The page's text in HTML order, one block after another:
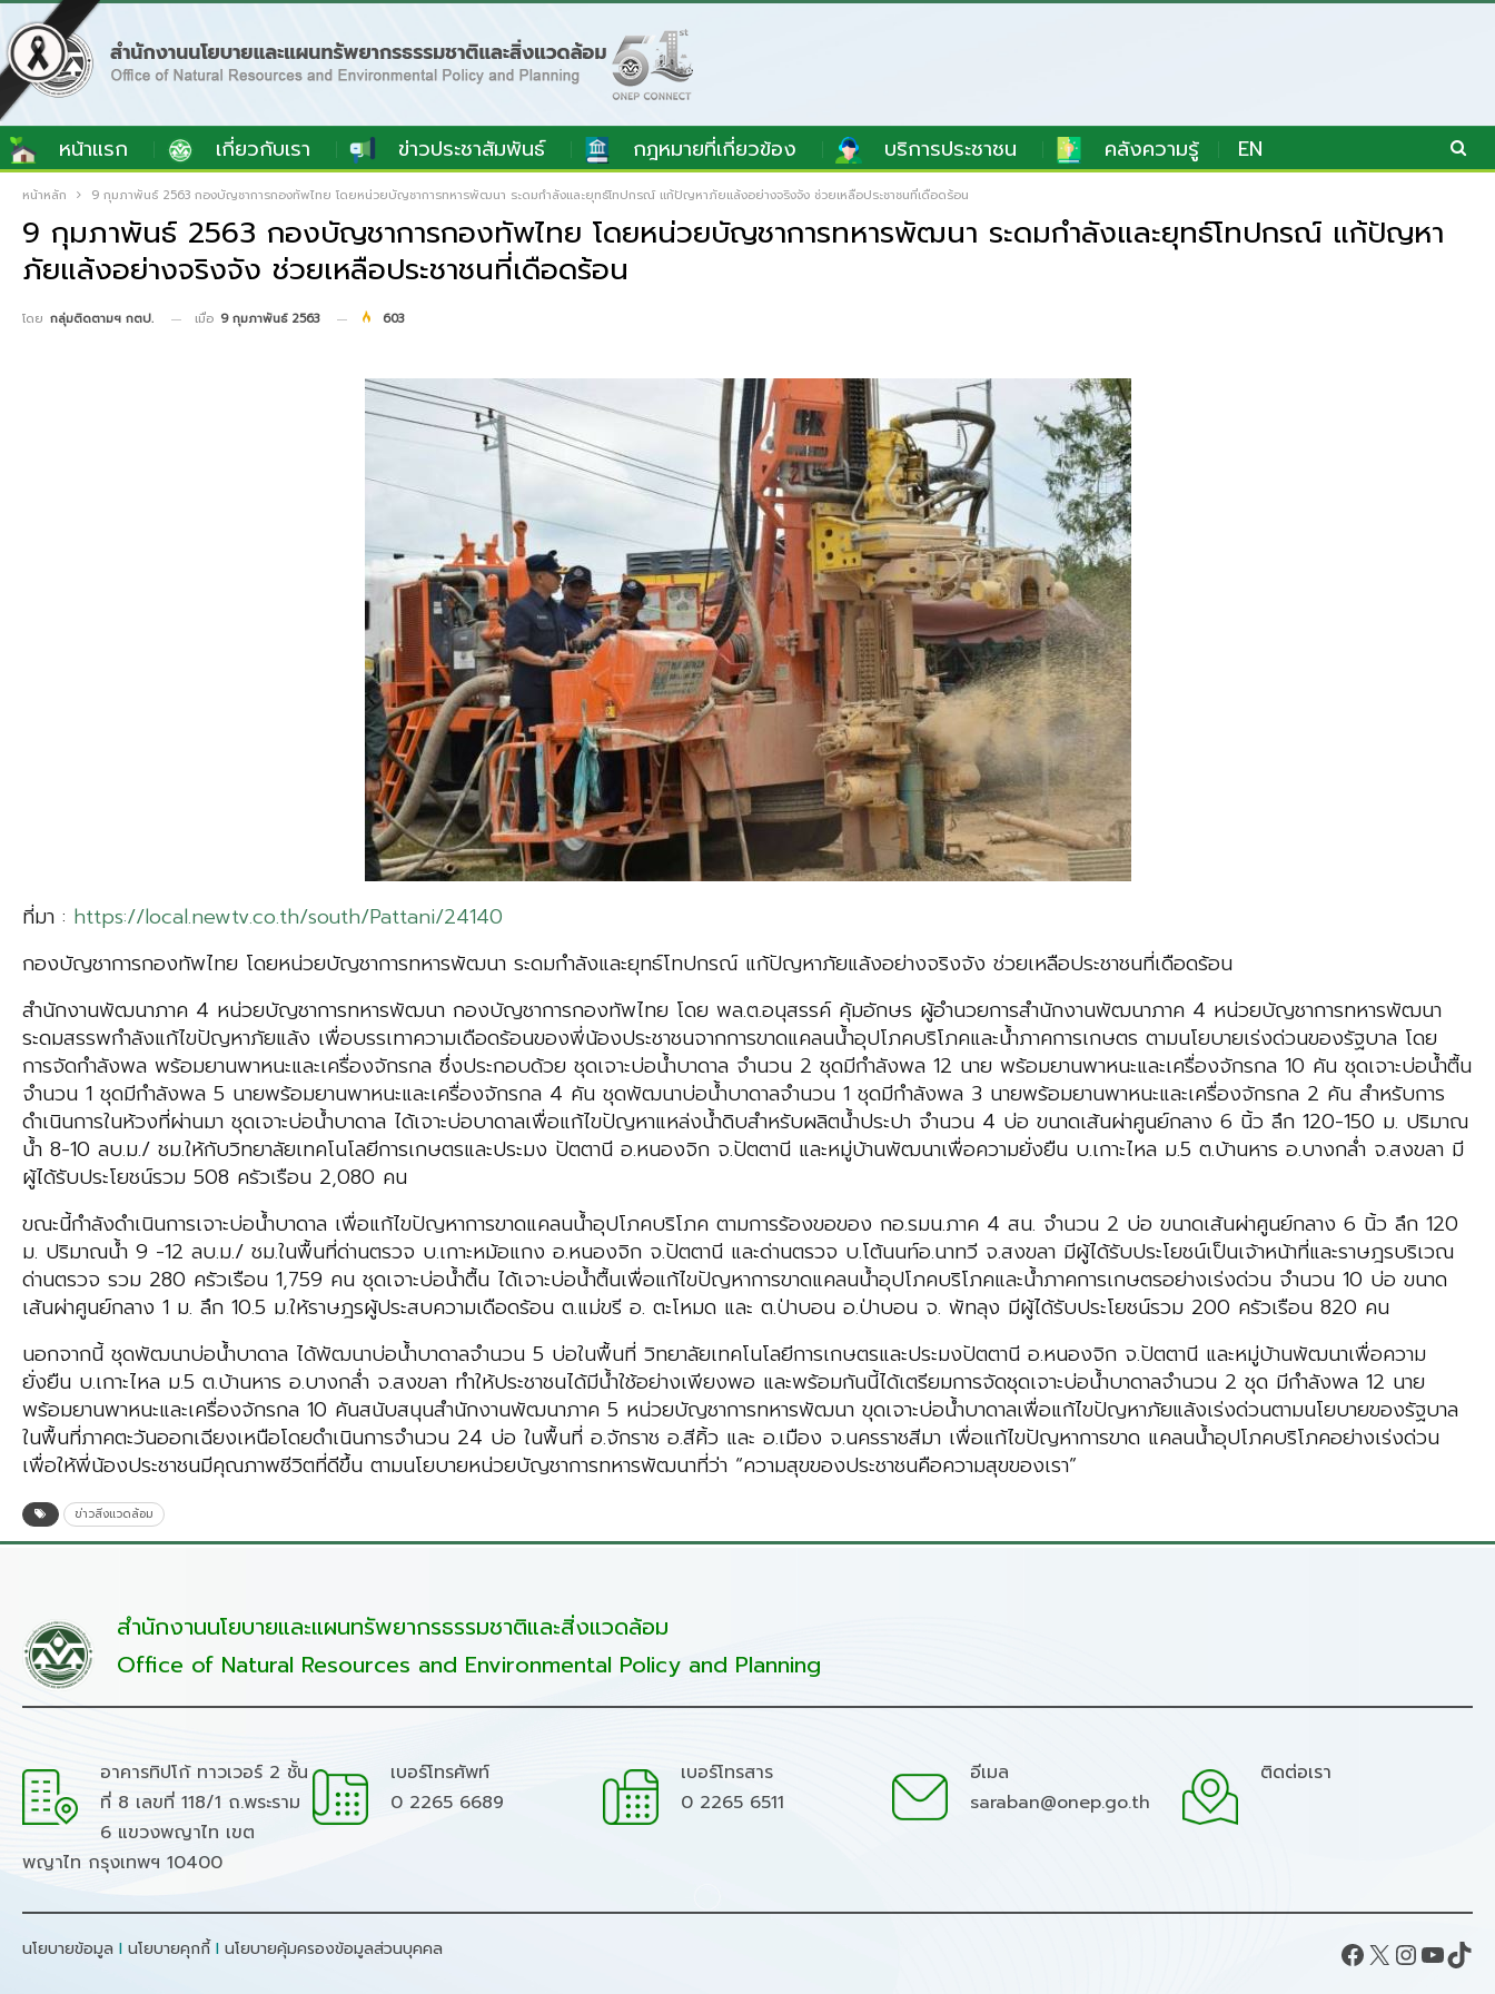
หน้าแรก เกี่ยวกับเรา ข่าวประชาสัมพันธ์ กฎหมายที่เกี่ยวข้อง บริการประชาชน คลังความรู้ EN
หน้าหลัก 9 กุมภาพันธ์ 2563 กองบัญชาการกองทัพไทย โดยหน่วยบัญชาการทหารพัฒนา ระดมกำลังและยุทธ์โทปกรณ์ แก้ปัญหาภัยแล้งอย่างจริงจัง ช่วยเหลือประชาชนที่เดือดร้อน
9 กุมภาพันธ์ 2563 กองบัญชาการกองทัพไทย โดยหน่วยบัญชาการทหารพัฒนา ระดมกำลังและยุทธ์โทปกรณ์ แก้ปัญหา
ภัยแล้งอย่างจริงจัง ช่วยเหลือประชาชนที่เดือดร้อน
โดย กลุ่มติดตามฯ กตป. เมื่อ 9 กุมภาพันธ์ 2563 603
ที่มา : https://local.newtv.co.th/south/Pattani/24140
กองบัญชาการกองทัพไทย โดยหน่วยบัญชาการทหารพัฒนา ระดมกำลังและยุทธ์โทปกรณ์ แก้ปัญหาภัยแล้งอย่างจริงจัง ช่วยเหลือประชาชนที่เดือดร้อน
สำนักงานพัฒนาภาค 4 หน่วยบัญชาการทหารพัฒนา กองบัญชาการกองทัพไทย โดย พล.ต.อนุสรรค์ คุ้มอักษร ผู้อำนวยการสำนักงานพัฒนาภาค 4 หน่วยบัญชาการทหารพัฒนา
ระดมสรรพกำลังแก้ไขปัญหาภัยแล้ง เพื่อบรรเทาความเดือดร้อนของพี่น้องประชาชนจากการขาดแคลนน้ำอุปโภคบริโภคและน้ำภาคการเกษตร ตามนโยบายเร่งด่วนของรัฐบาล โดย
การจัดกำลังพล พร้อมยานพาหนะและเครื่องจักรกล ซึ่งประกอบด้วย ชุดเจาะบ่อน้ำบาดาล จำนวน 2 ชุดมีกำลังพล 12 นาย พร้อมยานพาหนะและเครื่องจักรกล 10 คัน ชุดเจาะบ่อน้ำตื้น
จำนวน 1 ชุดมีกำลังพล 5 นายพร้อมยานพาหนะและเครื่องจักรกล 4 คัน ชุดพัฒนาบ่อน้ำบาดาลจำนวน 1 ชุดมีกำลังพล 3 นายพร้อมยานพาหนะและเครื่องจักรกล 2 คัน สำหรับการ
ดำเนินการในห้วงที่ผ่านมา ชุดเจาะบ่อน้ำบาดาล ได้เจาะบ่อบาดาลเพื่อแก้ไขปัญหาแหล่งน้ำดิบสำหรับผลิตน้ำประปา จำนวน 4 บ่อ ขนาดเส้นผ่าศูนย์กลาง 6 นิ้ว ลึก 120-150 ม. ปริมาณ
น้ำ 8-10 ลบ.ม./ ชม.ให้กับวิทยาลัยเทคโนโลยีการเกษตรและประมง ปัตตานี อ.หนองจิก จ.ปัตตานี และหมู่บ้านพัฒนาเพื่อความยั่งยืน บ.เกาะไหล ม.5 ต.บ้านหาร อ.บางกล่ำ จ.สงขลา มี
ผู้ได้รับประโยชน์รวม 508 ครัวเรือน 2,080 คน
ขณะนี้กำลังดำเนินการเจาะบ่อน้ำบาดาล เพื่อแก้ไขปัญหาการขาดแคลนน้ำอุปโภคบริโภค ตามการร้องขอของ กอ.รมน.ภาค 4 สน. จำนวน 2 บ่อ ขนาดเส้นผ่าศูนย์กลาง 6 นิ้ว ลึก 120
ม. ปริมาณน้ำ 9 -12 ลบ.ม./ ชม.ในพื้นที่ด่านตรวจ บ.เกาะหม้อแกง อ.หนองจิก จ.ปัตตานี และด่านตรวจ บ.โต้นนท์อ.นาทวี จ.สงขลา มีผู้ได้รับประโยชน์เป็นเจ้าหน้าที่และราษฎรบริเวณ
ด่านตรวจ รวม 280 ครัวเรือน 1,759 คน ชุดเจาะบ่อน้ำตื้น ได้เจาะบ่อน้ำตื้นเพื่อแก้ไขปัญหาการขาดแคลนน้ำอุปโภคบริโภคและน้ำภาคการเกษตรอย่างเร่งด่วน จำนวน 10 บ่อ ขนาด
เส้นผ่าศูนย์กลาง 1 ม. ลึก 10.5 ม.ให้ราษฎรผู้ประสบความเดือดร้อน ต.แม่ขรี อ. ตะโหมด และ ต.ป่าบอน อ.ป่าบอน จ. พัทลุง มีผู้ได้รับประโยชน์รวม 200 ครัวเรือน 820 คน
นอกจากนี้ ชุดพัฒนาบ่อน้ำบาดาล ได้พัฒนาบ่อน้ำบาดาลจำนวน 5 บ่อในพื้นที่ วิทยาลัยเทคโนโลยีการเกษตรและประมงปัตตานี อ.หนองจิก จ.ปัตตานี และหมู่บ้านพัฒนาเพื่อความ
ยั่งยืน บ.เกาะไหล ม.5 ต.บ้านหาร อ.บางกล่ำ จ.สงขลา ทำให้ประชาชนได้มีน้ำใช้อย่างเพียงพอ และพร้อมกันนี้ได้เตรียมการจัดชุดเจาะบ่อน้ำบาดาลจำนวน 2 ชุด มีกำลังพล 12 นาย
พร้อมยานพาหนะและเครื่องจักรกล 10 คันสนับสนุนสำนักงานพัฒนาภาค 5 หน่วยบัญชาการทหารพัฒนา ขุดเจาะบ่อน้ำบาดาลเพื่อแก้ไขปัญหาภัยแล้งเร่งด่วนตามนโยบายของรัฐบาล
ในพื้นที่ภาคตะวันออกเฉียงเหนือโดยดำเนินการจำนวน 24 บ่อ ในพื้นที่ อ.จักราช อ.สีคิ้ว และ อ.เมือง จ.นครราชสีมา เพื่อแก้ไขปัญหาการขาด แคลนน้ำอุปโภคบริโภคอย่างเร่งด่วน
เพื่อให้พี่น้องประชาชนมีคุณภาพชีวิตที่ดีขึ้น ตามนโยบายหน่วยบัญชาการทหารพัฒนาที่ว่า “ความสุขของประชาชนคือความสุขของเรา”
ข่าวสิ่งแวดล้อม
สำนักงานนโยบายและแผนทรัพยากรธรรมชาติและสิ่งแวดล้อม
Office of Natural Resources and Environmental Policy and Planning
อาคารทิปโก้ ทาวเวอร์ 2 ชั้น
ที่ 8 เลขที่ 118/1 ถ.พระราม
6 แขวงพญาไท เขต
พญาไท กรุงเทพฯ 10400
เบอร์โทรศัพท์
0 2265 6689
เบอร์โทรสาร
0 2265 6511
อีเมล
saraban@onep.go.th
ติดต่อเรา
นโยบายข้อมูล I นโยบายคุกกี้ I นโยบายคุ้มครองข้อมูลส่วนบุคคล Facebook X InstagramYouTube TikTok